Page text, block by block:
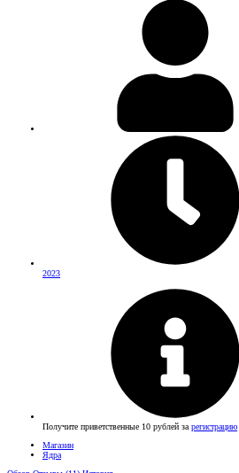
2023
Получите приветственные 10 рублей за регистрацию
Магазин
Ядра